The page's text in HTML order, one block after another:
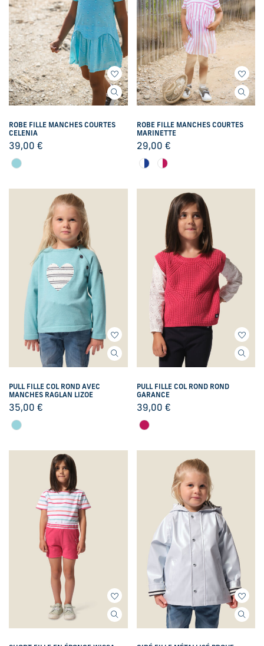
ROBE FILLE MANCHES COURTES
CELENIA
39,00 €
ROBE FILLE MANCHES COURTES
MARINETTE
29,00 €
PULL FILLE COL ROND AVEC
MANCHES RAGLAN LIZOE
35,00 €
PULL FILLE COL ROND ROND
GARANCE
39,00 €